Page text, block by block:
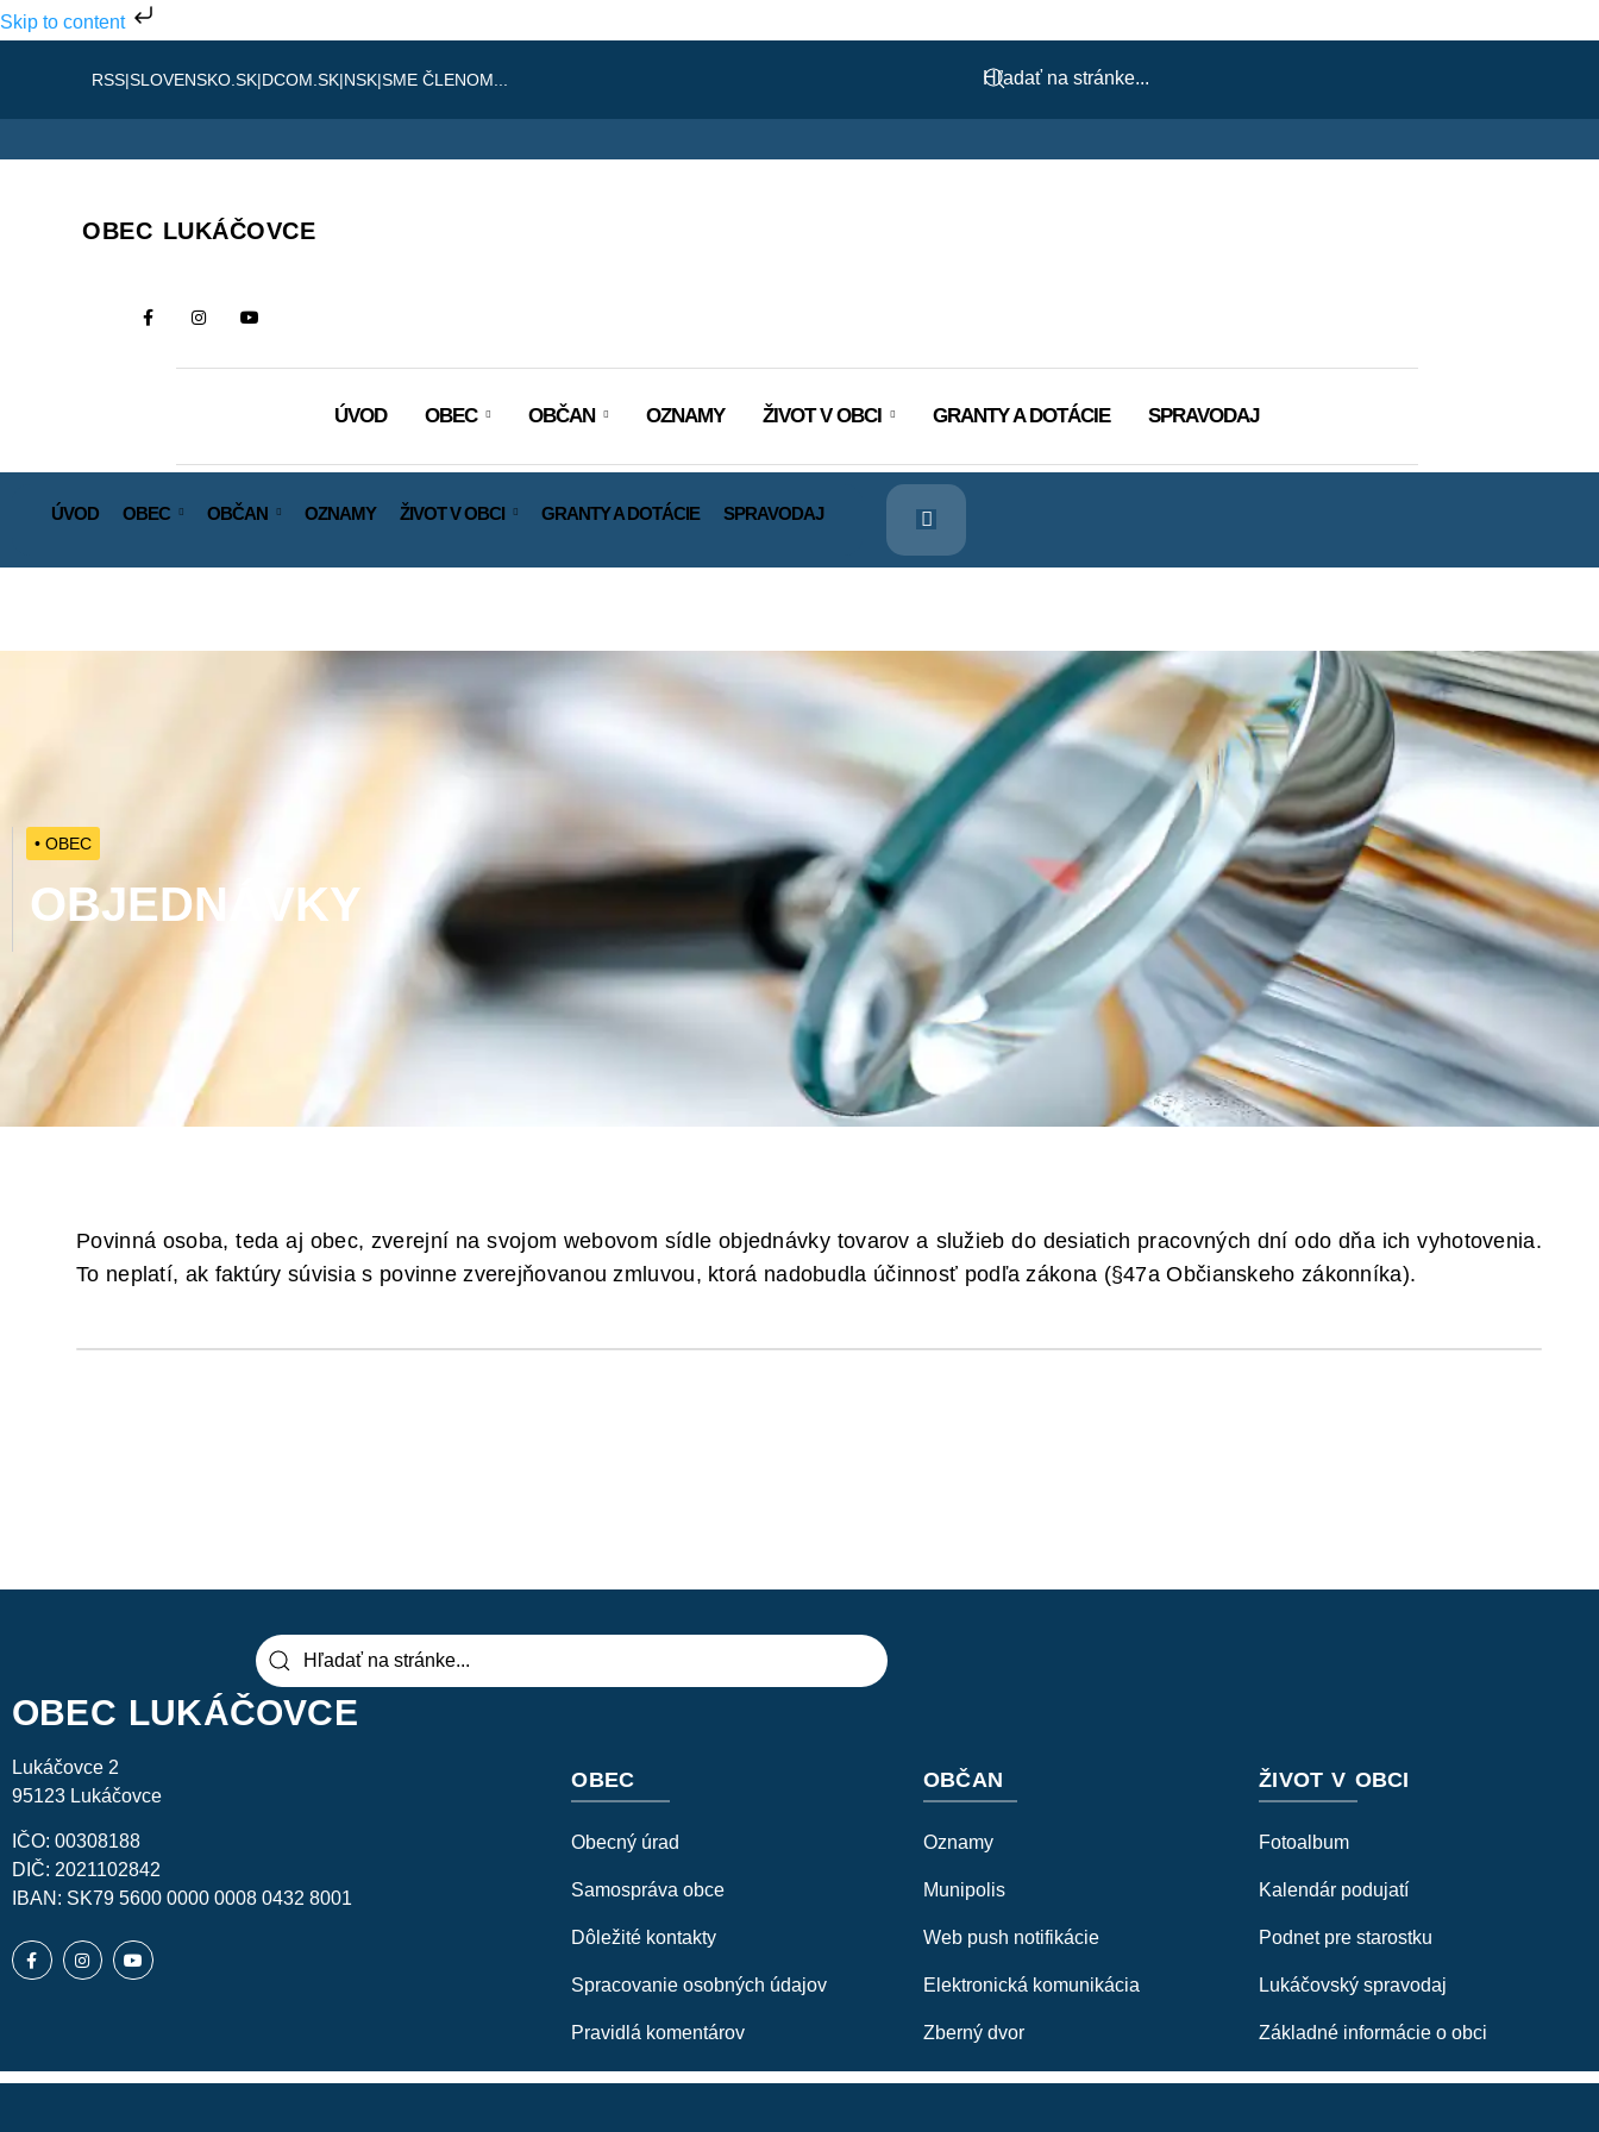
Skip to content
RSS|SLOVENSKO.SK|DCOM.SK|NSK|SME ČLENOM...
OBEC LUKÁČOVCE
ÚVOD OBEC OBČAN OZNAMY ŽIVOT V OBCI GRANTY A DOTÁCIE SPRAVODAJ
ÚVOD OBEC OBČAN OZNAMY ŽIVOT V OBCI GRANTY A DOTÁCIE SPRAVODAJ
• OBEC
OBJEDNÁVKY
Povinná osoba, teda aj obec, zverejní na svojom webovom sídle objednávky tovarov a služieb do desiatich pracovných dní odo dňa ich vyhotovenia.
To neplatí, ak faktúry súvisia s povinne zverejňovanou zmluvou, ktorá nadobudla účinnosť podľa zákona (§47a Občianskeho zákonníka).
OBEC LUKÁČOVCE
Lukáčovce 2
95123 Lukáčovce
IČO: 00308188
DIČ: 2021102842
IBAN: SK79 5600 0000 0008 0432 8001
OBEC
Obecný úrad
Samospráva obce
Dôležité kontakty
Spracovanie osobných údajov
Pravidlá komentárov
OBČAN
Oznamy
Munipolis
Web push notifikácie
Elektronická komunikácia
Zberný dvor
ŽIVOT V OBCI
Fotoalbum
Kalendár podujatí
Podnet pre starostku
Lukáčovský spravodaj
Základné informácie o obci